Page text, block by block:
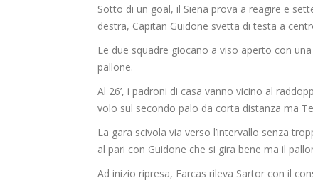
Sotto di un goal, il Siena prova a reagire e
destra, Capitan Guidone svetta di testa a
Le due squadre giocano a viso aperto con
pallone.
Al 26’, i padroni di casa vanno vicino al
volo sul secondo palo da corta distanza ma
La gara scivola via verso l’intervallo senza
al pari con Guidone che si gira bene ma il
Ad inizio ripresa, Farcas rileva Sartor con il